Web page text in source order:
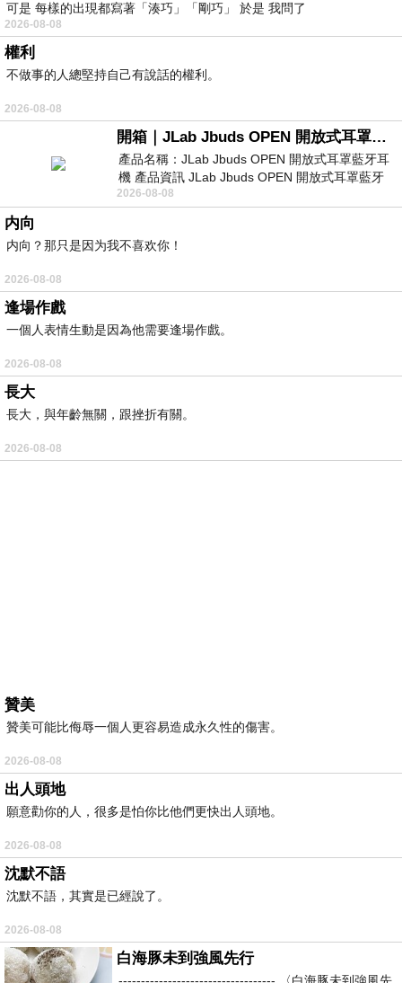
可是 每樣的出現都寫著「湊巧」「剛巧」 於是 我問了
2026-08-08
權利
不做事的人總堅持自己有說話的權利。
2026-08-08
開箱｜JLab Jbuds OPEN 開放式耳罩藍牙耳機 - 設計美學，輕巧、透氣、環境音全物理達成！
產品名稱：JLab Jbuds OPEN 開放式耳罩藍牙耳
機 產品資訊 JLab Jbuds OPEN 開放式耳罩藍牙
耳機評語：非常有特色，值得喜愛美型工
2026-08-08
内向
内向？那只是因为我不喜欢你！
2026-08-08
逢場作戲
一個人表情生動是因為他需要逢場作戲。
2026-08-08
長大
長大，與年齡無關，跟挫折有關。
2026-08-08
贊美
贊美可能比侮辱一個人更容易造成永久性的傷害。
2026-08-08
出人頭地
願意勸你的人，很多是怕你比他們更快出人頭地。
2026-08-08
沈默不語
沈默不語，其實是已經說了。
2026-08-08
白海豚未到強風先行